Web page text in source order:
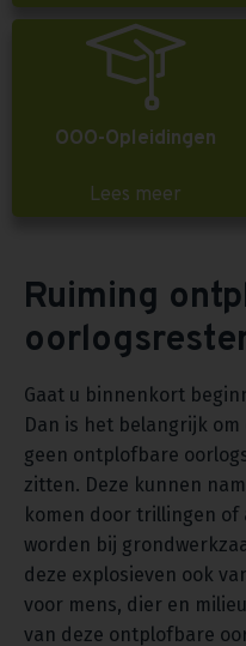
OOO-Opleidingen
Lees meer
Ruiming
Gaat u binnenkort
Dan is het belangrijk
geen ontplofbare
zitten. Deze kunnen
komen door trillingen of
worden bij
deze explosieven ook
voor mens, dier en
van deze ontplofbare